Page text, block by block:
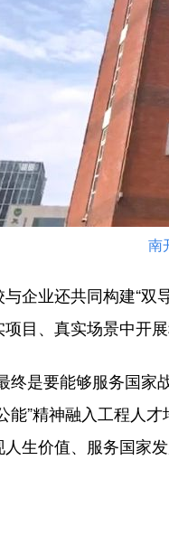
南
业还共同构建“双
目、真实场景中开展
是要能够服务国家战
能”精神融入工程人
生价值、服务国家发